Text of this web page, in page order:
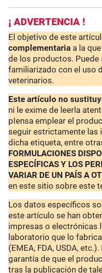
¡ ADVERTENCIA !
El objetivo de este
complementaria a la
de los productos. Puede
familiarizado con el uso
veterinarios.
Este artículo no
ni le exime de leerla
pIensa emplear el
seguir estrictamente las
dicha etiqueta, entre
FORMULACIONES
ESPECÍFICAS Y LOS
VARIAR DE UN PAÍS A
en este sitio sobre este
Los datos específicos
este artículo se han
impresas o electrónicas
laboratorio que lo
(EMEA, FDA, USDA,
garantía de que el
tras la publicación de